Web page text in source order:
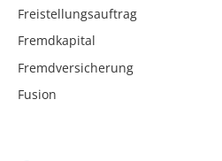
Freistellungsauftrag
Fremdkapital
Fremdversicherung
Fusion